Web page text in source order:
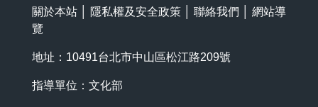
關於本站 隱私權及安全政策 聯絡我們
網站導
覽
地址：10491台北市中山區松江路209號
指導單位：文化部